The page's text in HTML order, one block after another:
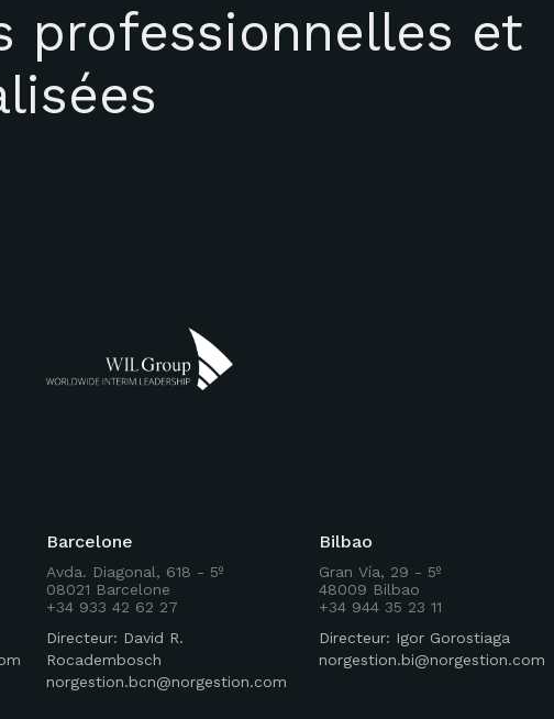
professionnelles et
Barcelone
Avda. Diagonal, 618 - 5º
08021 Barcelone
+34 933 42 62 27
Directeur: David R.
Rocadembosch
norgestion.bcn@norgestion.com
Bilbao
Gran Vía, 29 - 5º
48009 Bilbao
+34 944 35 23 11
Directeur: Igor Gorostiaga
norgestion.bi@norgestion.com